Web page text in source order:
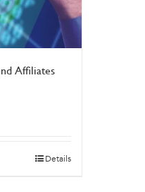
Affiliates
Details